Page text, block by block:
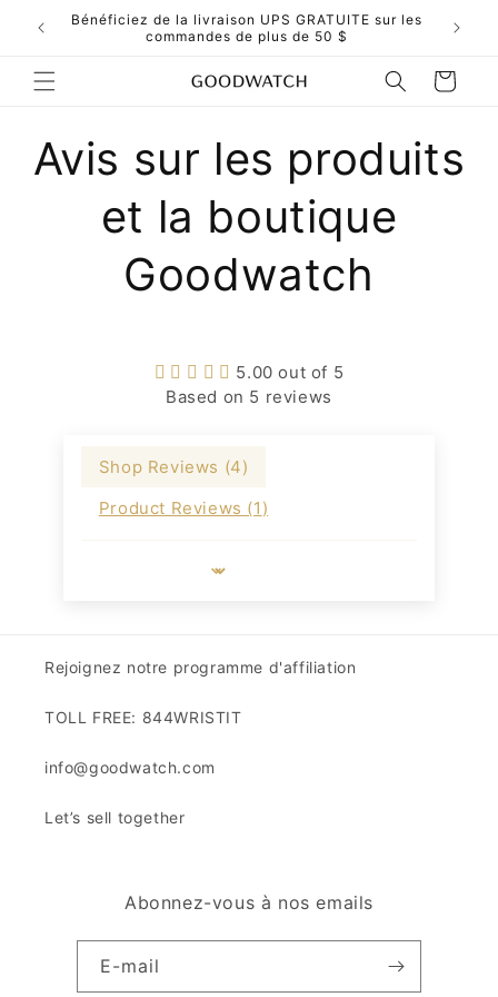
passer
du
Bénéficiez de la livraison UPS GRATUITE sur les
commandes de plus de 50 $
Panier
Avis sur les produits
et la boutique
Goodwatch
5.00 out of 5
Based on 5 reviews
Shop Reviews (4)
Product Reviews (1 )
Rejoignez notre programme d'affiliation
TOLL FREE: 844WRISTIT
info@goodwatch.com
Let’s sell together
Abonnez-vous à nos emails
E-mail